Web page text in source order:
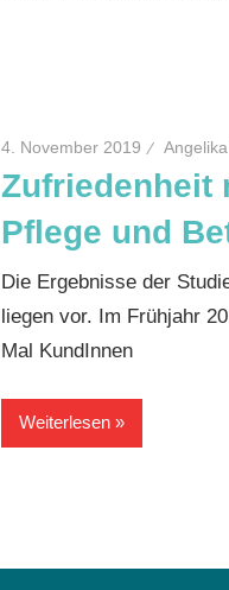
4. November 2019
Zufriedenheit
Pflege und
Die Ergebnisse der
liegen vor. Im Frühjahr
Mal KundInnen
Weiterlesen